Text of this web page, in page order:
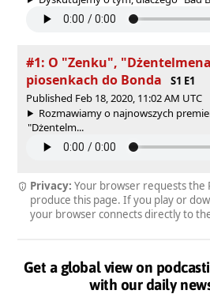
#1: O "Zenku",
piosenkach do Bonda
S1 E1
Published Feb 18, 2020, 11:02 AM UTC
Rozmawiamy o najnowszych
"Dżentelm...
Privacy: Your browser requests the
produce this page. If you play or
your browser connects directly to
Get a global view on
with our daily